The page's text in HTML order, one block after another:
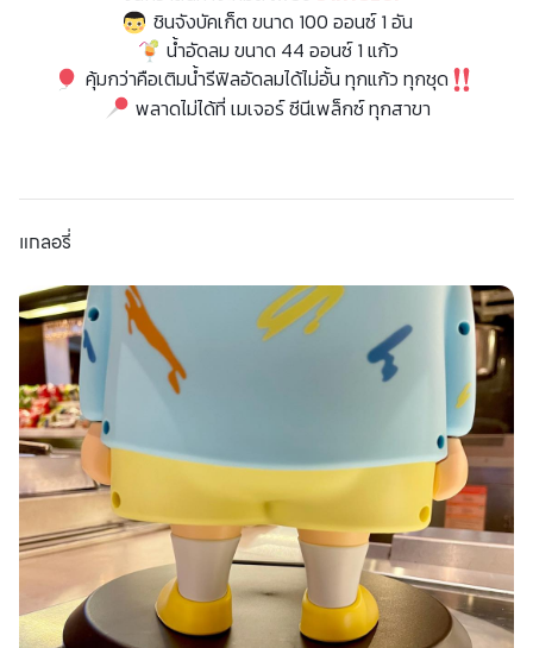
ชินจังบัคเก็ต ขนาด 100 ออนซ์ 1 อัน
น้ำอัดลม ขนาด 44 ออนซ์ 1 แก้ว
คุ้มกว่าคือเติมน้ำรีฟิลอัดลมได้ไม่อั้น ทุกแก้ว ทุกชุด
พลาดไม่ได้ที่ เมเจอร์ ซีนีเพล็กซ์ ทุกสาขา
แกลอรี่